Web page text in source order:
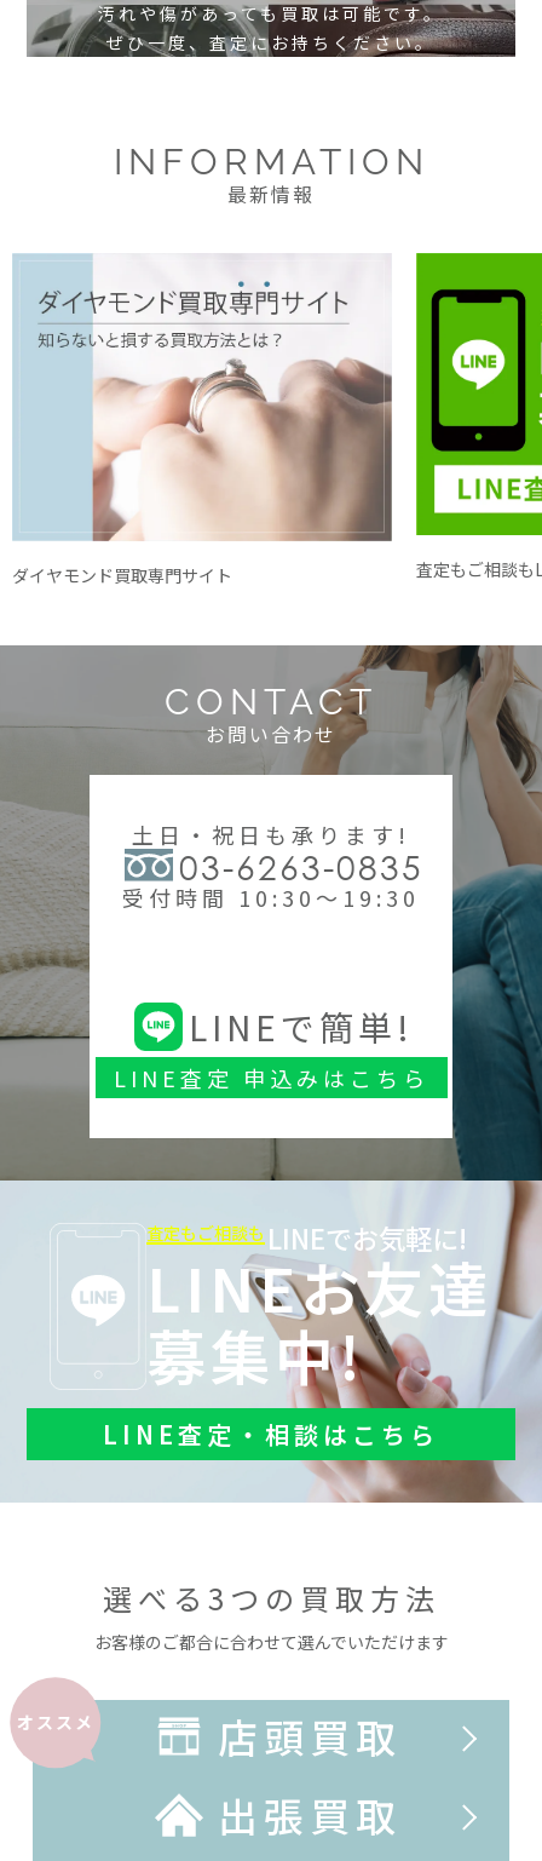
汚れや傷があっても買取は可能です。
ぜひ一度、査定にお持ちください。
INFORMATION
最新情報
ダイヤモンド買取専門サイト 査定もご相談も
CONTACT
お問い合わせ
土日・祝日も承ります!
03-6263-0835
受付時間 10:30～19:30
LINEで簡単!
LINE査定 申込みはこちら
査定もご相談も LINEでお気軽に!
LINEお友達
募集中!
LINE査定・相談はこちら
選べる3つの買取方法
お客様のご都合に合わせて選んでいただけます
オススメ
店頭買取
出張買取